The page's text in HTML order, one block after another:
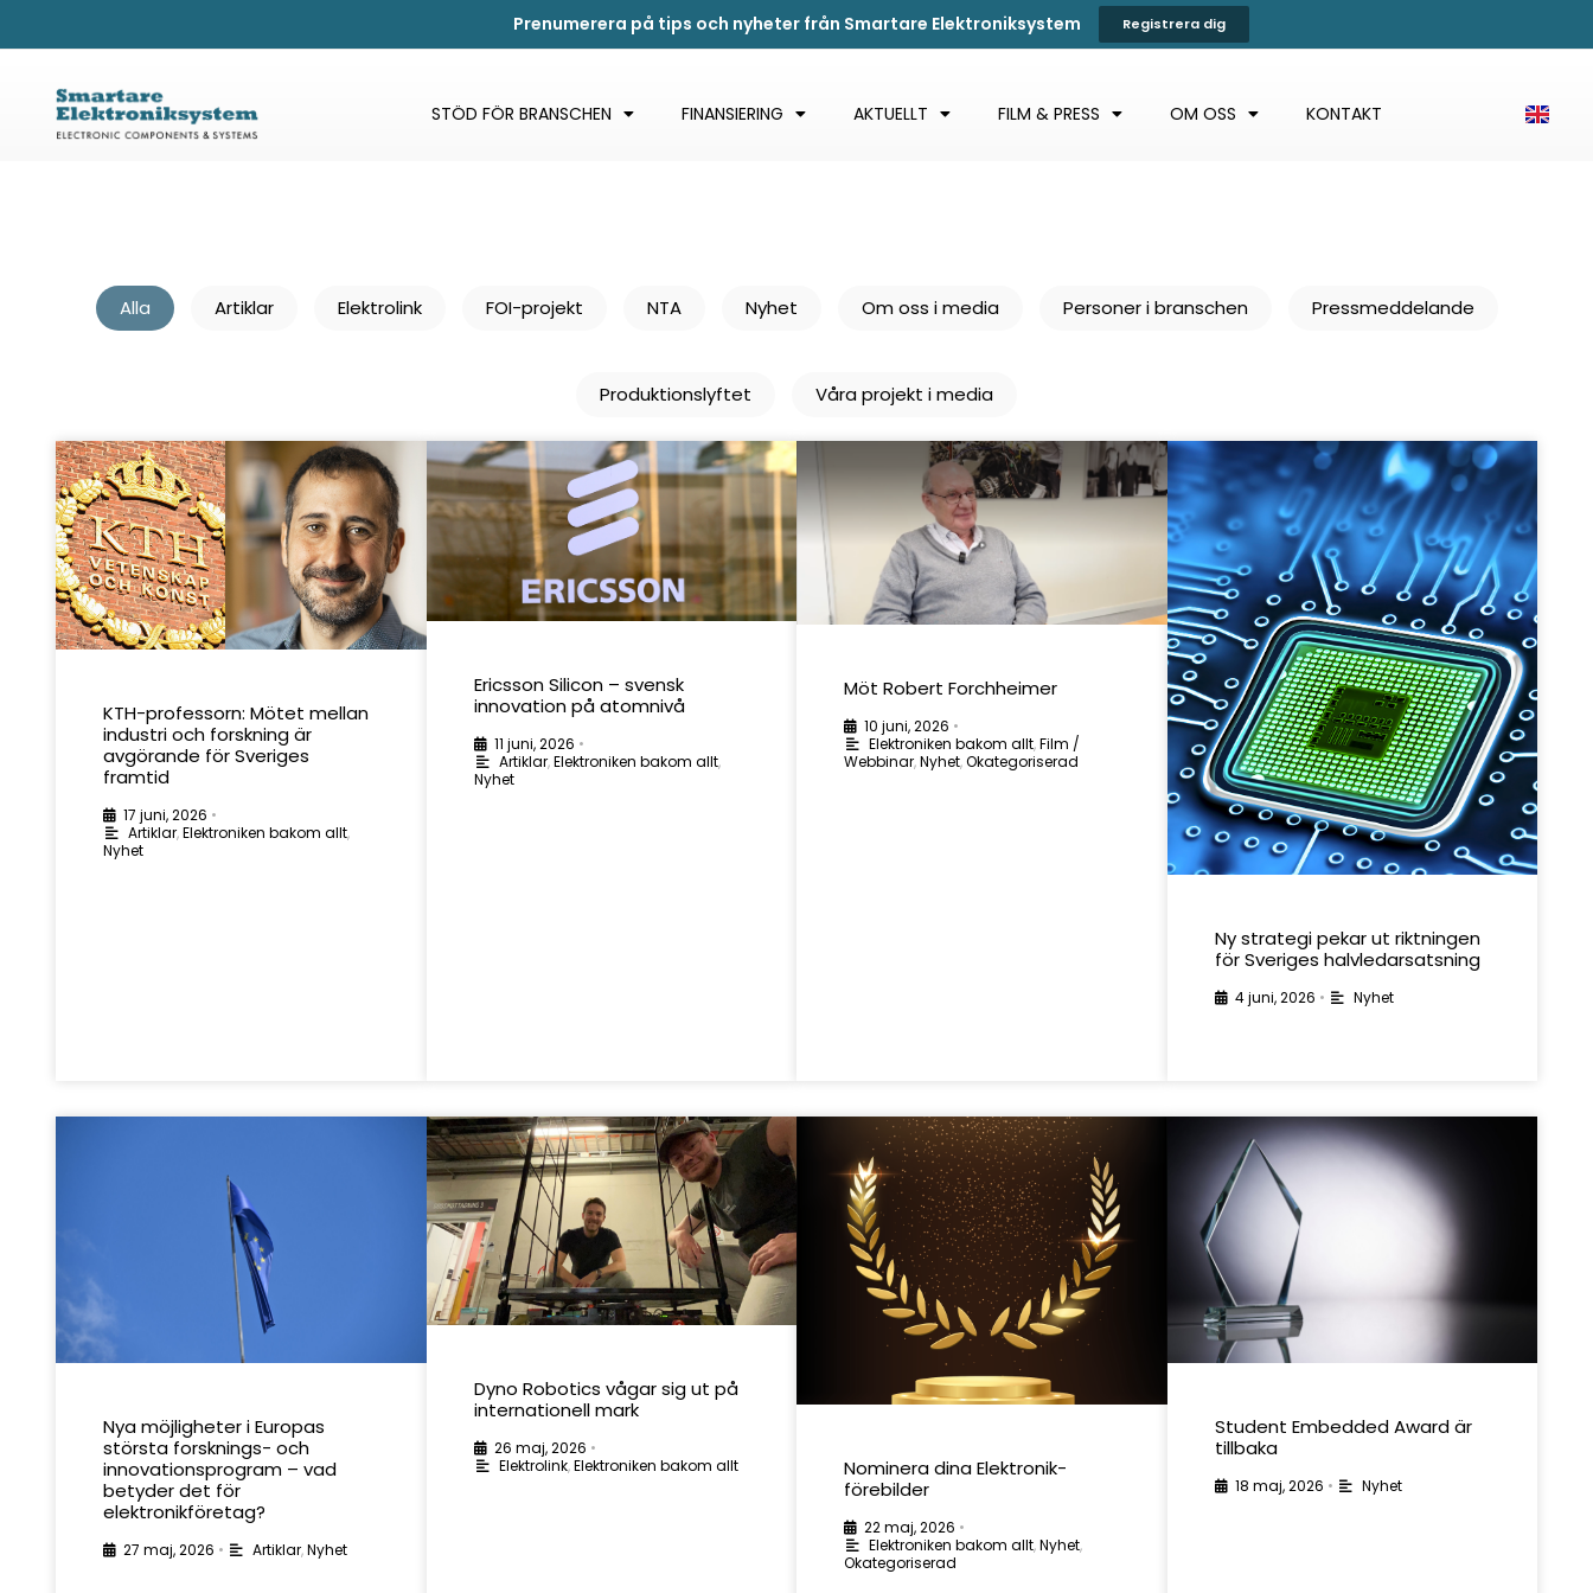
Prenumerera på tips och nyheter från Smartare Elektroniksystem Registrera dig
STÖD FÖR BRANSCHEN FINANSIERING AKTUELLT FILM & PRESS OM OSS KONTAKT
Alla Artiklar Elektrolink FOI-projekt NTA Nyhet Om oss i media Personer i branschen Pressmeddelande
Produktionslyftet Våra projekt i media
KTH-professorn: Mötet mellan
industri och forskning är
avgörande för Sveriges
framtid
17 juni, 2026 •
Artiklar,Elektroniken bakom allt,
Nyhet
Ericsson Silicon – svensk
innovation på atomnivå
11 juni, 2026 •
Artiklar,Elektroniken bakom allt,
Nyhet
Möt Robert Forchheimer
10 juni, 2026 •
Elektroniken bakom allt,Film /
Webbinar,Nyhet,Okategoriserad
Ny strategi pekar ut riktningen
för Sveriges halvledarsatsning
4 juni, 2026 • Nyhet
Nya möjligheter i Europas
största forsknings- och
innovationsprogram – vad
betyder det för
elektronikföretag?
27 maj, 2026 • Artiklar,Nyhet
Dyno Robotics vågar sig ut på
internationell mark
26 maj, 2026 •
Elektrolink,Elektroniken bakom allt
Nominera dina Elektronik-
förebilder
22 maj, 2026 •
Elektroniken bakom allt,Nyhet,
Okategoriserad
Student Embedded Award är
tillbaka
18 maj, 2026 • Nyhet